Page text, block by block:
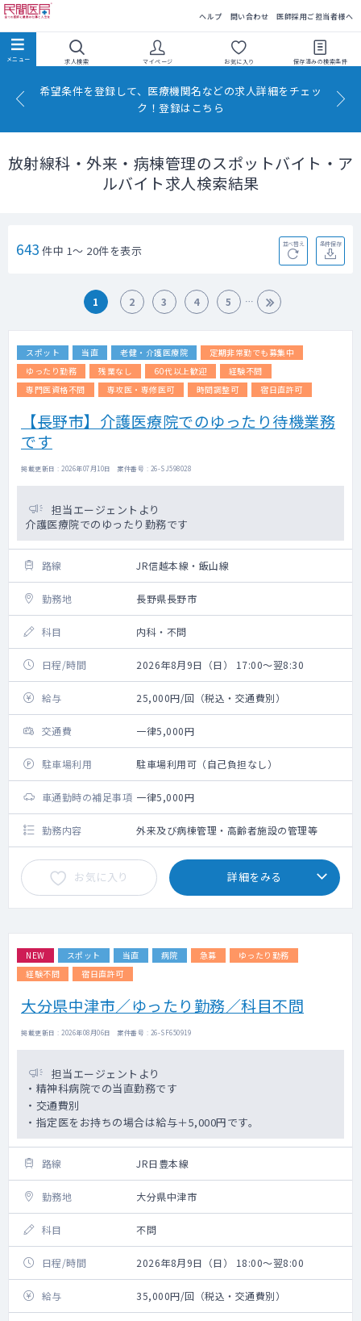
ヘルプ 問い合わせ 医師採用ご担当者様へ
求人検索 マイページ お気に入り 保存済みの検索条件
希望条件を登録して、医療機関名などの求人詳細をチェッ
ク！登録はこちら
放射線科・外来・病棟管理のスポットバイト・ア
ルバイト求人検索結果
643 件中 1～ 20件を表示 並べ替え 条件保存
1 2 3 4 5
スポット 当直 老健・介護医療院
定期非常勤でも募集中
ゆったり勤務
残業なし 60代以上歓迎
経験不問
専門医資格不問
専攻医・専修医可 時間調整可 宿日直許可
【長野市】介護医療院でのゆったり待機業務
です
掲載更新日 : 2026年07月10日 案件番号 : 26-SJ598028
担当エージェントより
介護医療院でのゆったり勤務です
路線 JR信越本線・飯山線
勤務地 長野県長野市
科目 内科・不問
日程/時間 2026年8月9日（日） 17:00～翌8:30
給与 25,000円/回（税込・交通費別）
交通費 一律5,000円
駐車場利用 駐車場利用可（自己負担なし）
車通勤時の補足事項 一律5,000円
勤務内容 外来及び病棟管理・高齢者施設の管理等
お気に入り 詳細をみる
NEW スポット 当直 病院 急募
ゆったり勤務
経験不問
宿日直許可
大分県中津市／ゆったり勤務／科目不問
掲載更新日 : 2026年08月06日 案件番号 : 26-SF650919
担当エージェントより
・精神科病院での当直勤務です
・交通費別
・指定医をお持ちの場合は給与＋5,000円です。
路線 JR日豊本線
勤務地 大分県中津市
科目 不問
日程/時間 2026年8月9日（日） 18:00～翌8:00
給与 35,000円/回（税込・交通費別）